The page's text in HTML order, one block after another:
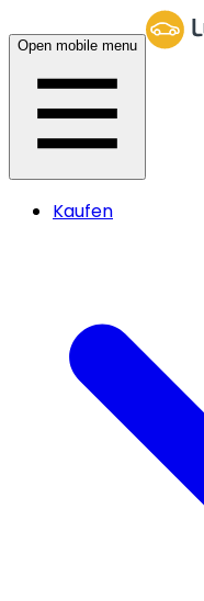
Open mobile menu
Kaufen